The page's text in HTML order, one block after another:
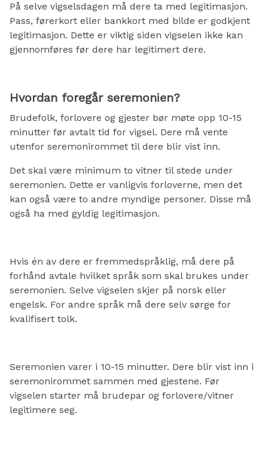
På selve vigselsdagen må dere ta med legitimasjon.
Pass, førerkort eller bankkort med bilde er godkjent
legitimasjon. Dette er viktig siden vigselen ikke kan
gjennomføres før dere har legitimert dere.
Hvordan foregår seremonien?
Brudefolk, forlovere og gjester bør møte opp 10-15
minutter før avtalt tid for vigsel. Dere må vente
utenfor seremonirommet til dere blir vist inn.
Det skal være minimum to vitner til stede under
seremonien. Dette er vanligvis forloverne, men det
kan også være to andre myndige personer. Disse må
også ha med gyldig legitimasjon.
Hvis én av dere er fremmedspråklig, må dere på
forhånd avtale hvilket språk som skal brukes under
seremonien. Selve vigselen skjer på norsk eller
engelsk. For andre språk må dere selv sørge for
kvalifisert tolk.
Seremonien varer i 10-15 minutter. Dere blir vist inn i
seremonirommet sammen med gjestene. Før
vigselen starter må brudepar og forlovere/vitner
legitimere seg.